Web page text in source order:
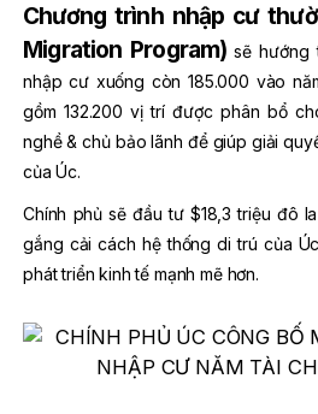
Chương trình nhập cư
Migration Program) sẽ hướng
nhập cư xuống còn 185.000 vào
gồm 132.200 vị trí được phân bổ
nghề & chủ bảo lãnh để giúp giải
của Úc.
Chính phủ sẽ đầu tư $18,3 triệu đô
gắng cải cách hệ thống di trú của
phát triển kinh tế mạnh mẽ hơn.